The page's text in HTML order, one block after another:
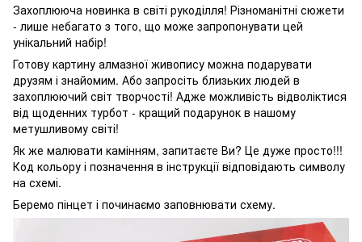
Захоплююча новинка в світі рукоділля! Різноманітні сюжети
- лише небагато з того, що може запропонувати цей
унікальний набір!
Готову картину алмазної живопису можна подарувати
друзям і знайомим. Або запросіть близьких людей в
захоплюючий світ творчості! Адже можливість відволіктися
від щоденних турбот - кращий подарунок в нашому
метушливому світі!
Як же малювати камінням, запитаєте Ви? Це дуже просто!!!
Код кольору і позначення в інструкції відповідають символу
на схемі.
Беремо пінцет і починаємо заповнювати схему.